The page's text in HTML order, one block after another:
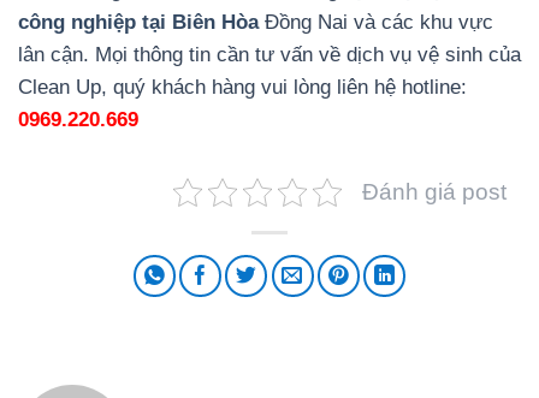
công nghiệp tại Biên HòaĐồng Nai và các khu vực
lân cận. Mọi thông tin cần tư vấn về dịch vụ vệ sinh của
Clean Up, quý khách hàng vui lòng liên hệ hotline:
0969.220.669
Đánh giá post